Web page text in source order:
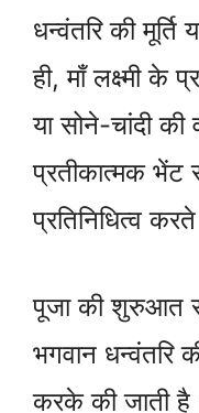
धन्वंतरि की
ही, माँ लक्ष्मी के
या सोने-चांदी
प्रतीकात्मक भेंट
प्रतिनिधित्व
पूजा की शुरुआत
भगवान धन्वंतरि
करके की जाती